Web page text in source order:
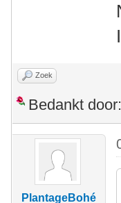
Zoek
Bedankt door:
PlantageBohé